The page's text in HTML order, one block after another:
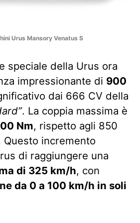
Urus Mansory Venatus S
speciale della Urus ora
impressionante di 900
dai 666 CV della
. La coppia massima è
Nm, rispetto agli 850
incremento
di raggiungere una
di 325 km/h, con
da 0 a 100 km/h in soli